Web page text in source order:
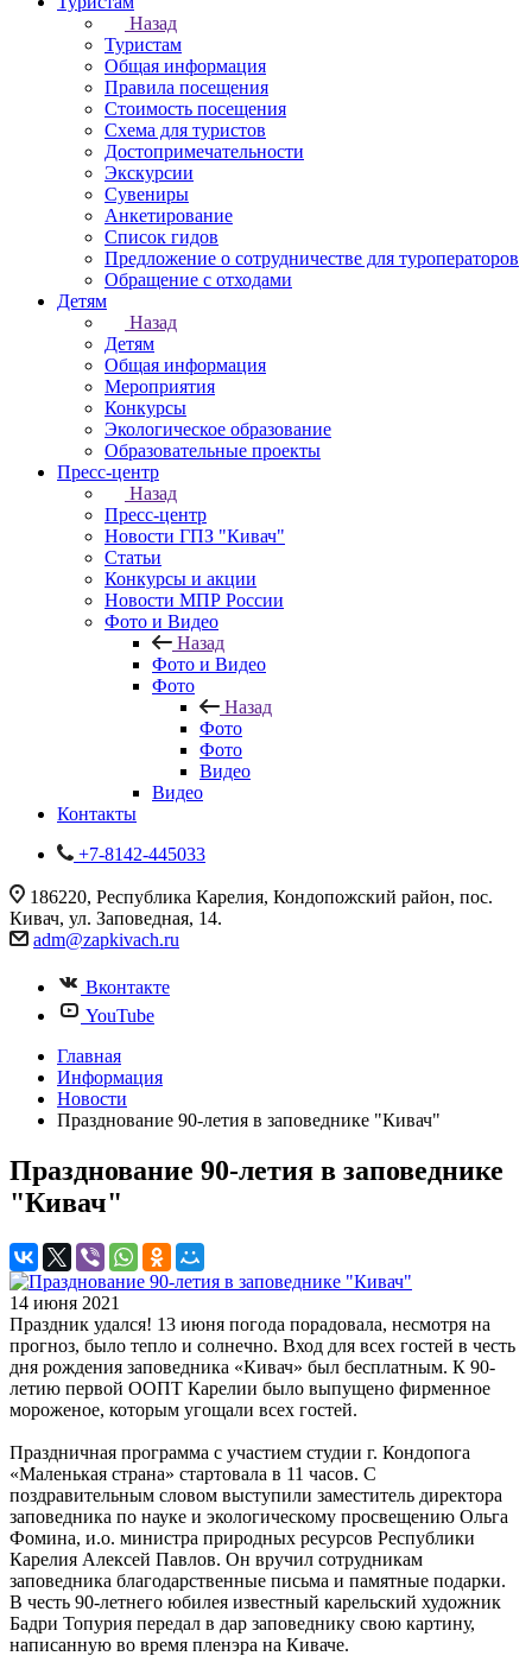
Назад
Туристам
Общая информация
Правила посещения
Стоимость посещения
Схема для туристов
Достопримечательности
Экскурсии
Сувениры
Анкетирование
Список гидов
Предложение о сотрудничестве для туроператоров
Обращение с отходами
Детям
Назад
Детям
Общая информация
Мероприятия
Конкурсы
Экологическое образование
Образовательные проекты
Пресс-центр
Назад
Пресс-центр
Новости ГПЗ "Кивач"
Статьи
Конкурсы и акции
Новости МПР России
Фото и Видео
Назад
Фото и Видео
Фото
Назад
Фото
Фото
Видео
Видео
Контакты
+7-8142-445033
186220, Республика Карелия, Кондопожский район, пос.
Кивач, ул. Заповедная, 14.
adm@zapkivach.ru
Вконтакте
YouTube
Главная
Информация
Новости
Празднование 90-летия в заповеднике "Кивач"
Празднование 90-летия в заповеднике
"Кивач"
14 июня 2021
Праздник удался! 13 июня погода порадовала, несмотря на
прогноз, было тепло и солнечно. Вход для всех гостей в честь
дня рождения заповедника «Кивач» был бесплатным. К 90-
летию первой ООПТ Карелии было выпущено фирменное
мороженое, которым угощали всех гостей.
Праздничная программа с участием студии г. Кондопога
«Маленькая страна» стартовала в 11 часов. С
поздравительным словом выступили заместитель директора
заповедника по науке и экологическому просвещению Ольга
Фомина, и.о. министра природных ресурсов Республики
Карелия Алексей Павлов. Он вручил сотрудникам
заповедника благодарственные письма и памятные подарки.
В честь 90-летнего юбилея известный карельский художник
Бадри Топурия передал в дар заповеднику свою картину,
написанную во время пленэра на Киваче.